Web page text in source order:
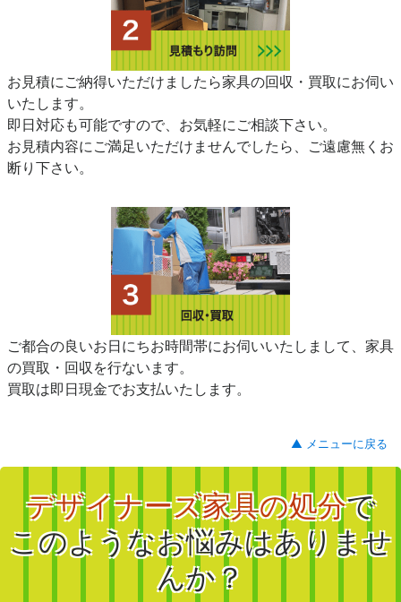
お見積にご納得いただけましたら家具の回収・買取にお伺い
いたします。
即日対応も可能ですので、お気軽にご相談下さい。
お見積内容にご満足いただけませんでしたら、ご遠慮無くお
断り下さい。
ご都合の良いお日にちお時間帯にお伺いいたしまして、家具
の買取・回収を行ないます。
買取は即日現金でお支払いたします。
▲ メニューに戻る
デザイナーズ家具の処分で
このようなお悩みはありませ
んか？